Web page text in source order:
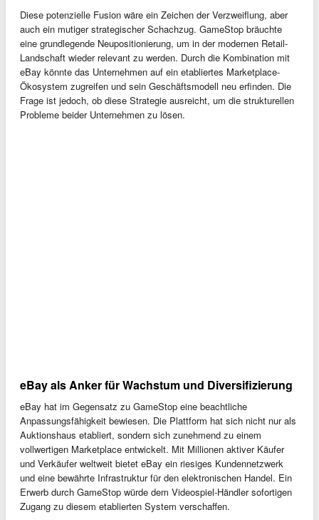
Diese potenzielle Fusion wäre ein Zeichen der Verzweiflung, aber
auch ein mutiger strategischer Schachzug. GameStop bräuchte
eine grundlegende Neupositionierung, um in der modernen Retail-
Landschaft wieder relevant zu werden. Durch die Kombination mit
eBay könnte das Unternehmen auf ein etabliertes Marketplace-
Ökosystem zugreifen und sein Geschäftsmodell neu erfinden. Die
Frage ist jedoch, ob diese Strategie ausreicht, um die strukturellen
Probleme beider Unternehmen zu lösen.
eBay als Anker für Wachstum und Diversifizierung
eBay hat im Gegensatz zu GameStop eine beachtliche
Anpassungsfähigkeit bewiesen. Die Plattform hat sich nicht nur als
Auktionshaus etabliert, sondern sich zunehmend zu einem
vollwertigen Marketplace entwickelt. Mit Millionen aktiver Käufer
und Verkäufer weltweit bietet eBay ein riesiges Kundennetzwerk
und eine bewährte Infrastruktur für den elektronischen Handel. Ein
Erwerb durch GameStop würde dem Videospiel-Händler sofortigen
Zugang zu diesem etablierten System verschaffen.